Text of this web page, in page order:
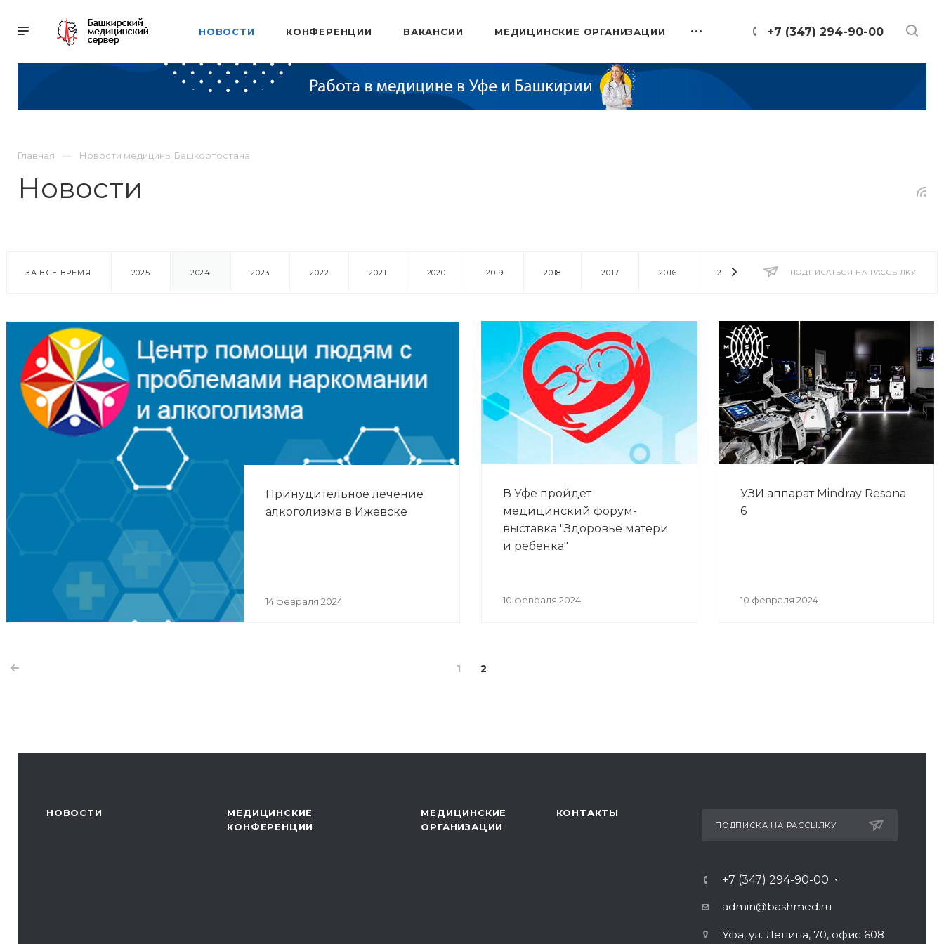
+7 (347) 294-90-00
НОВОСТИ КОНФЕРЕНЦИИ ВАКАНСИИ МЕДИЦИНСКИЕ ОРГАНИЗАЦИИ
Главная Новости медицины Башкортостана
Новости
ПОДПИСАТЬСЯ НА РАССЫЛКУ
ЗА ВСЕ ВРЕМЯ 2025 2024 2023 2022 2021 2020 2019 2018 2017 2016 2014 2013 2012 2011
Принудительное лечение
алкоголизма в Ижевске
14 февраля 2024
В Уфе пройдет
медицинский форум-
выставка "Здоровье матери
и ребенка"
10 февраля 2024
УЗИ аппарат Mindray Resona
6
10 февраля 2024
1 2
НОВОСТИ
МЕДИЦИНСКИЕ
КОНФЕРЕНЦИИ
МЕДИЦИНСКИЕ
ОРГАНИЗАЦИИ
КОНТАКТЫ
ПОДПИСКА НА РАССЫЛКУ
+7 (347) 294-90-00
admin@bashmed.ru
Уфа, ул. Ленина, 70, офис 608